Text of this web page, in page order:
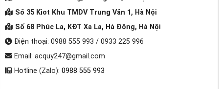
Số 35 Kiot Khu TMDV Trung Văn 1, Hà Nội
Số 68 Phúc La, KĐT Xa La, Hà Đông, Hà Nội
Điện thoại: 0988 555 993 / 0933 225 996
Email: acquy247@gmail.com
Hotline (Zalo): 0988 555 993